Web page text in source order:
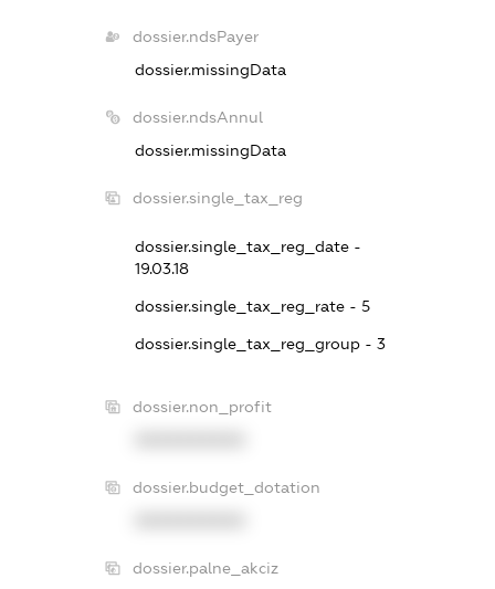
dossier.ndsPayer
dossier.missingData
dossier.ndsAnnul
dossier.missingData
dossier.single_tax_reg
dossier.single_tax_reg_date -
19.03.18
dossier.single_tax_reg_rate - 5
dossier.single_tax_reg_group - 3
dossier.non_profit
dossier.budget_dotation
dossier.palne_akciz